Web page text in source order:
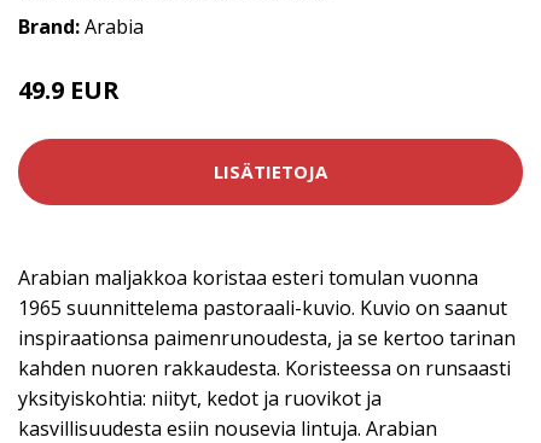
Brand:Arabia
49.9 EUR
LISÄTIETOJA
Arabian maljakkoa koristaa esteri tomulan vuonna
1965 suunnittelema pastoraali-kuvio. Kuvio on saanut
inspiraationsa paimenrunoudesta, ja se kertoo tarinan
kahden nuoren rakkaudesta. Koristeessa on runsaasti
yksityiskohtia: niityt, kedot ja ruovikot ja
kasvillisuudesta esiin nousevia lintuja. Arabian